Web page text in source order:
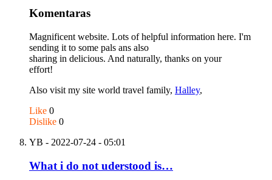
Komentaras
Magnificent website. Lots of helpful information here. I'm
sending it to some pals ans also
sharing in delicious. And naturally, thanks on your
effort!
Also visit my site world travel family, Halley,
Like 0
Dislike 0
YB - 2022-07-24 - 05:01
What i do not uderstood is…